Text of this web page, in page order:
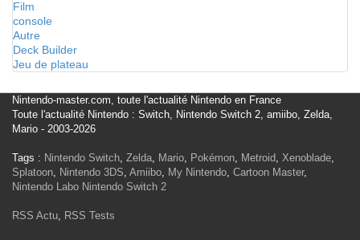
Film
console
Autre
Deck Builder
Jeu de plateau
Nintendo-master.com, toute l'actualité Nintendo en France
Toute l'actualité Nintendo : Switch, Nintendo Switch 2, amiibo, Zelda,
Mario - 2003-2026
Tags : Nintendo Switch, Zelda, Mario, Pokémon, Metroid, Xenoblade,
Splatoon, Nintendo 3DS, Amiibo, My Nintendo, Cartoon Master,
Nintendo Labo Nintendo Switch 2
RSS Actu, RSS Tests